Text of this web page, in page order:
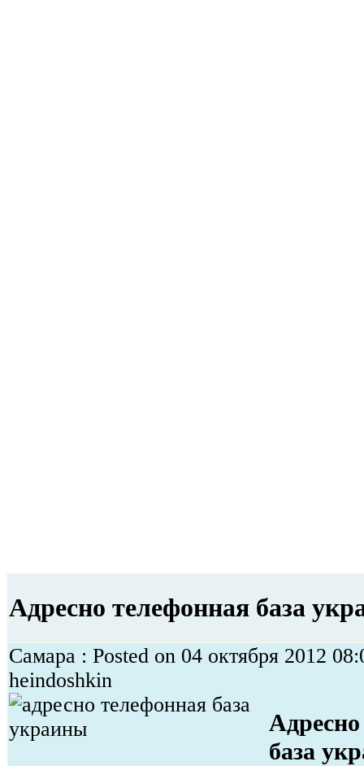
Адресно телефонная база
Самара : Posted on 04 октября 2012
heindoshkin
база